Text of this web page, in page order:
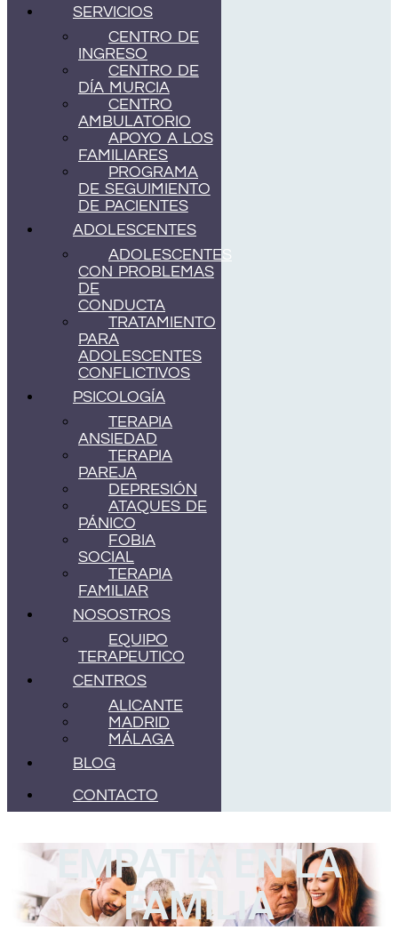
SERVICIOS
CENTRO DE
INGRESO
CENTRO DE
DÍA MURCIA
CENTRO
AMBULATORIO
APOYO A LOS
FAMILIARES
PROGRAMA
DE SEGUIMIENTO
DE PACIENTES
ADOLESCENTES
ADOLESCENTES
CON PROBLEMAS
DE
CONDUCTA
TRATAMIENTO
PARA
ADOLESCENTES
CONFLICTIVOS
PSICOLOGÍA
TERAPIA
ANSIEDAD
TERAPIA
PAREJA
DEPRESIÓN
ATAQUES DE
PÁNICO
FOBIA
SOCIAL
TERAPIA
FAMILIAR
NOSOSTROS
EQUIPO
TERAPEUTICO
CENTROS
ALICANTE
MADRID
MÁLAGA
BLOG
CONTACTO
EMPATIA EN LA
FAMILIA